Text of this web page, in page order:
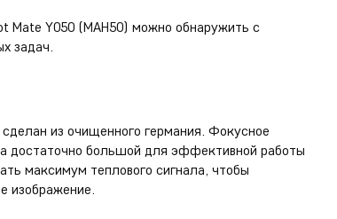
Mate Y050 (MAH50) можно обнаружить с
задач.
из очищенного германия. Фокусное
достаточно большой для эффективной работы
максимум теплового сигнала, чтобы
изображение.